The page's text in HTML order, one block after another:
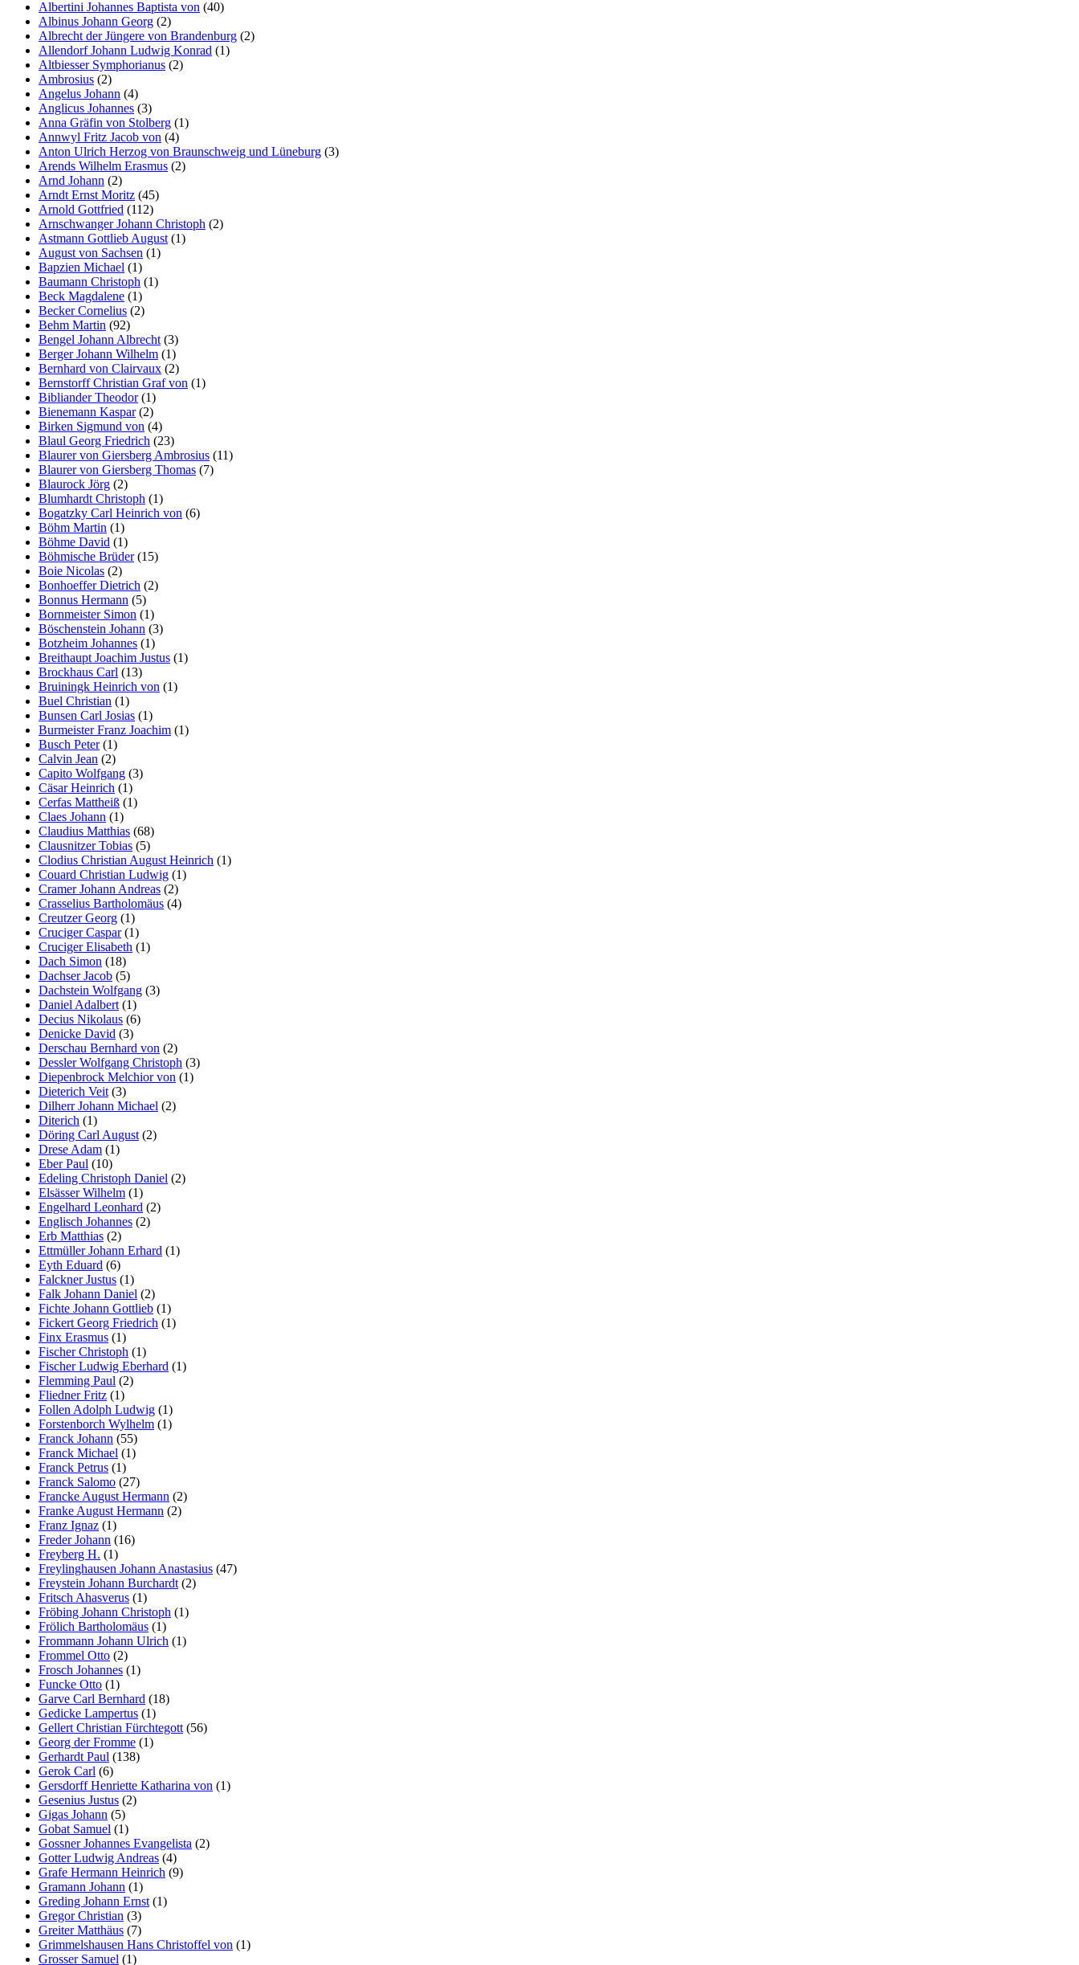
Albertini Johannes Baptista von (40)
Albinus Johann Georg (2)
Albrecht der Jüngere von Brandenburg (2)
Allendorf Johann Ludwig Konrad (1)
Altbiesser Symphorianus (2)
Ambrosius (2)
Angelus Johann (4)
Anglicus Johannes (3)
Anna Gräfin von Stolberg (1)
Annwyl Fritz Jacob von (4)
Anton Ulrich Herzog von Braunschweig und Lüneburg (3)
Arends Wilhelm Erasmus (2)
Arnd Johann (2)
Arndt Ernst Moritz (45)
Arnold Gottfried (112)
Arnschwanger Johann Christoph (2)
Astmann Gottlieb August (1)
August von Sachsen (1)
Bapzien Michael (1)
Baumann Christoph (1)
Beck Magdalene (1)
Becker Cornelius (2)
Behm Martin (92)
Bengel Johann Albrecht (3)
Berger Johann Wilhelm (1)
Bernhard von Clairvaux (2)
Bernstorff Christian Graf von (1)
Bibliander Theodor(1)
Bienemann Kaspar(2)
Birken Sigmund von (4)
Blaul Georg Friedrich (23)
Blaurer von Giersberg Ambrosius (11)
Blaurer von Giersberg Thomas (7)
Blaurock Jörg (2)
Blumhardt Christoph (1)
Bogatzky Carl Heinrich von (6)
Böhm Martin (1)
Böhme David (1)
Böhmische Brüder(15)
Boie Nicolas (2)
Bonhoeffer Dietrich (2)
Bonnus Hermann (5)
Bornmeister Simon (1)
Böschenstein Johann (3)
Botzheim Johannes (1)
Breithaupt Joachim Justus (1)
Brockhaus Carl (13)
Bruiningk Heinrich von (1)
Buel Christian (1)
Bunsen Carl Josias (1)
Burmeister Franz Joachim (1)
Busch Peter(1)
Calvin Jean (2)
Capito Wolfgang (3)
Cäsar Heinrich (1)
Cerfas Mattheiß (1)
Claes Johann (1)
Claudius Matthias (68)
Clausnitzer Tobias (5)
Clodius Christian August Heinrich (1)
Couard Christian Ludwig (1)
Cramer Johann Andreas (2)
Crasselius Bartholomäus (4)
Creutzer Georg (1)
Cruciger Caspar(1)
Cruciger Elisabeth (1)
Dach Simon (18)
Dachser Jacob (5)
Dachstein Wolfgang (3)
Daniel Adalbert (1)
Decius Nikolaus (6)
Denicke David (3)
Derschau Bernhard von (2)
Dessler Wolfgang Christoph (3)
Diepenbrock Melchior von (1)
Dieterich Veit (3)
Dilherr Johann Michael (2)
Diterich (1)
Döring Carl August (2)
Drese Adam (1)
Eber Paul (10)
Edeling Christoph Daniel (2)
Elsässer Wilhelm (1)
Engelhard Leonhard (2)
Englisch Johannes (2)
Erb Matthias (2)
Ettmüller Johann Erhard (1)
Eyth Eduard (6)
Falckner Justus (1)
Falk Johann Daniel (2)
Fichte Johann Gottlieb (1)
Fickert Georg Friedrich (1)
Finx Erasmus (1)
Fischer Christoph (1)
Fischer Ludwig Eberhard (1)
Flemming Paul (2)
Fliedner Fritz (1)
Follen Adolph Ludwig (1)
Forstenborch Wylhelm (1)
Franck Johann (55)
Franck Michael (1)
Franck Petrus (1)
Franck Salomo (27)
Francke August Hermann (2)
Franke August Hermann (2)
Franz Ignaz (1)
Freder Johann (16)
Freyberg H. (1)
Freylinghausen Johann Anastasius (47)
Freystein Johann Burchardt (2)
Fritsch Ahasverus (1)
Fröbing Johann Christoph (1)
Frölich Bartholomäus (1)
Frommann Johann Ulrich (1)
Frommel Otto (2)
Frosch Johannes (1)
Funcke Otto (1)
Garve Carl Bernhard (18)
Gedicke Lampertus (1)
Gellert Christian Fürchtegott (56)
Georg der Fromme (1)
Gerhardt Paul (138)
Gerok Carl (6)
Gersdorff Henriette Katharina von (1)
Gesenius Justus (2)
Gigas Johann (5)
Gobat Samuel (1)
Gossner Johannes Evangelista (2)
Gotter Ludwig Andreas (4)
Grafe Hermann Heinrich (9)
Gramann Johann (1)
Greding Johann Ernst (1)
Gregor Christian (3)
Greiter Matthäus (7)
Grimmelshausen Hans Christoffel von (1)
Grosser Samuel (1)